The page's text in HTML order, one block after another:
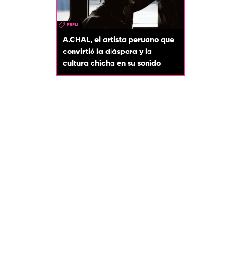
PERU
A.CHAL, el artista peruano que
convirtió la diáspora y la
cultura chicha en su sonido